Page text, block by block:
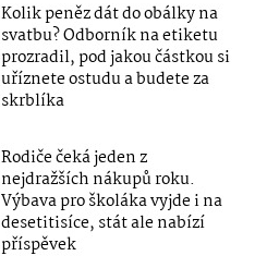
Kolik peněz dát do obálky na
svatbu? Odborník na etiketu
prozradil, pod jakou částkou si
uříznete ostudu a budete za
skrblíka
Rodiče čeká jeden z
nejdražších nákupů roku.
Výbava pro školáka vyjde i na
desetitisíce, stát ale nabízí
příspěvek